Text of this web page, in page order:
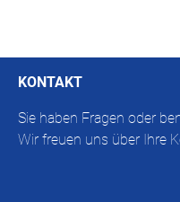
KONTAKT
Sie haben Fragen oder
Wir freuen uns über Ihre